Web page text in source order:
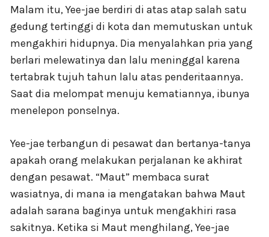
Malam itu, Yee-jae berdiri di atas atap salah satu
gedung tertinggi di kota dan memutuskan untuk
mengakhiri hidupnya. Dia menyalahkan pria yang
berlari melewatinya dan lalu meninggal karena
tertabrak tujuh tahun lalu atas penderitaannya.
Saat dia melompat menuju kematiannya, ibunya
menelepon ponselnya.
Yee-jae terbangun di pesawat dan bertanya-tanya
apakah orang melakukan perjalanan ke akhirat
dengan pesawat. “Maut” membaca surat
wasiatnya, di mana ia mengatakan bahwa Maut
adalah sarana baginya untuk mengakhiri rasa
sakitnya. Ketika si Maut menghilang, Yee-jae